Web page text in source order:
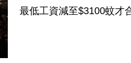
最低工資減至$3100蚊才